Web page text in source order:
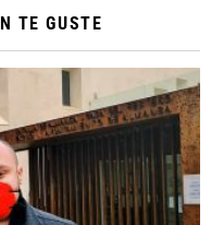
TE GUSTE